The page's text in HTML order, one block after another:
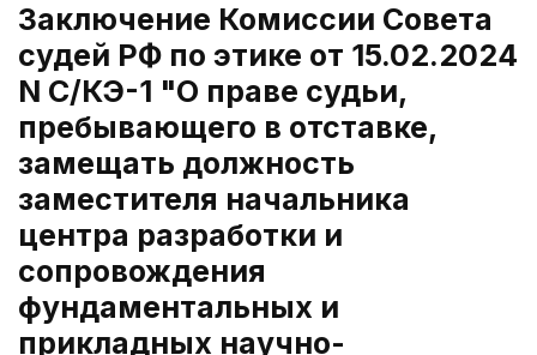
Заключение Комиссии Совета
судей РФ по этике от 15.02.2024
N С/КЭ-1 "О праве судьи,
пребывающего в отставке,
замещать должность
заместителя начальника
центра разработки и
сопровождения
фундаментальных и
прикладных научно-